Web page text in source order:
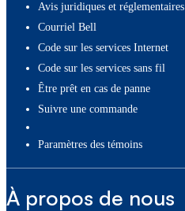
Avis juridiques et réglementaires
Courriel Bell
Code sur les services Internet
Code sur les services sans fil
Être prêt en cas de panne
Suivre une commande
paramètres des témoins
À propos de nous